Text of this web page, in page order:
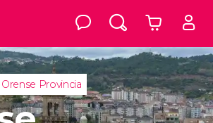
Orense Provincia